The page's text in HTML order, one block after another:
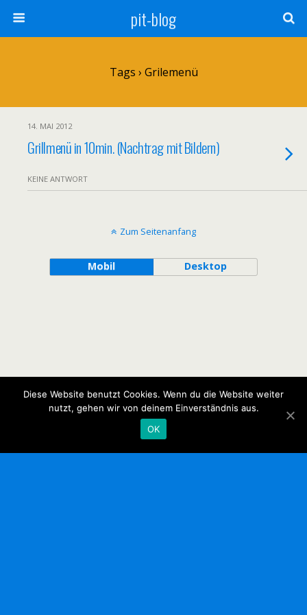
pit-blog
Tags › Grilemenü
14. MAI 2012
Grillmenü in 10min. (Nachtrag mit Bildern)
KEINE ANTWORT
Zum Seitenanfang
Mobil Desktop
Diese Website benutzt Cookies. Wenn du die Website weiter
nutzt, gehen wir von deinem Einverständnis aus.
OK